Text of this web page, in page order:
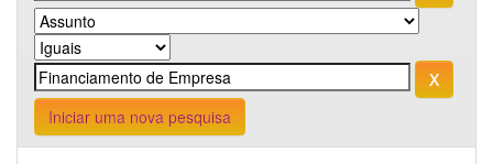
Iniciar uma nova pesquisa